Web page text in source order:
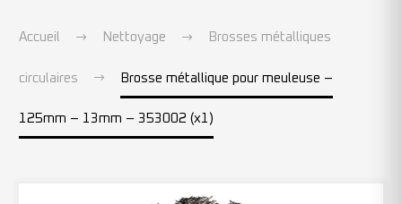
Accueil Nettoyage Brosses métalliques
circulaires Brosse métallique pour meuleuse –
125mm – 13mm – 353002 (x1)